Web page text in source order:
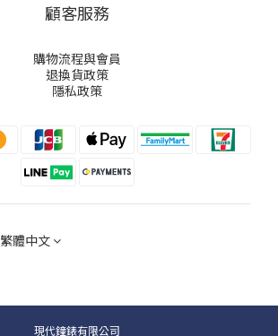
顧客服務
購物流程與會員
退換貨政策
隱私政策
繁體中文
現代鐘錶有限公司